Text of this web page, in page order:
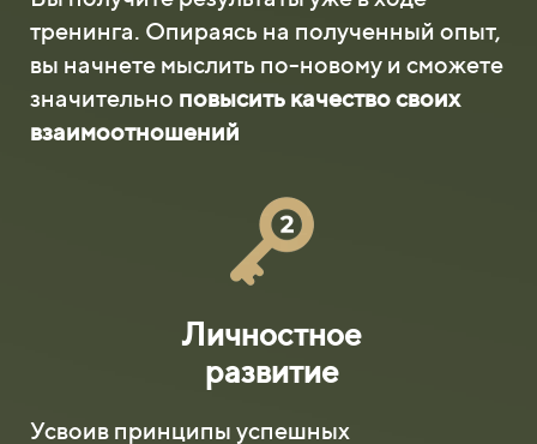
тренинга. Опираясь на полученный опыт,
вы начнете мыслить по-новому и сможете
значительно повысить качество своих
взаимоотношений
Личностное
развитие
Усвоив принципы успешных